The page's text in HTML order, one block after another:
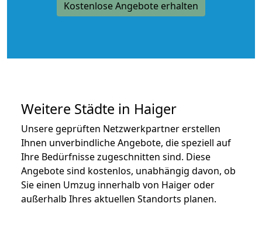
Kostenlose Angebote erhalten
Weitere Städte in Haiger
Unsere geprüften Netzwerkpartner erstellen
Ihnen unverbindliche Angebote, die speziell auf
Ihre Bedürfnisse zugeschnitten sind. Diese
Angebote sind kostenlos, unabhängig davon, ob
Sie einen Umzug innerhalb von Haiger oder
außerhalb Ihres aktuellen Standorts planen.